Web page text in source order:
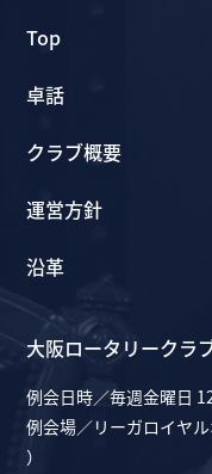
Top
卓話
クラブ概要
運営方針
沿革
大阪ロータリークラ
例会日時／毎週金曜日
例会場／リーガロイヤ
）